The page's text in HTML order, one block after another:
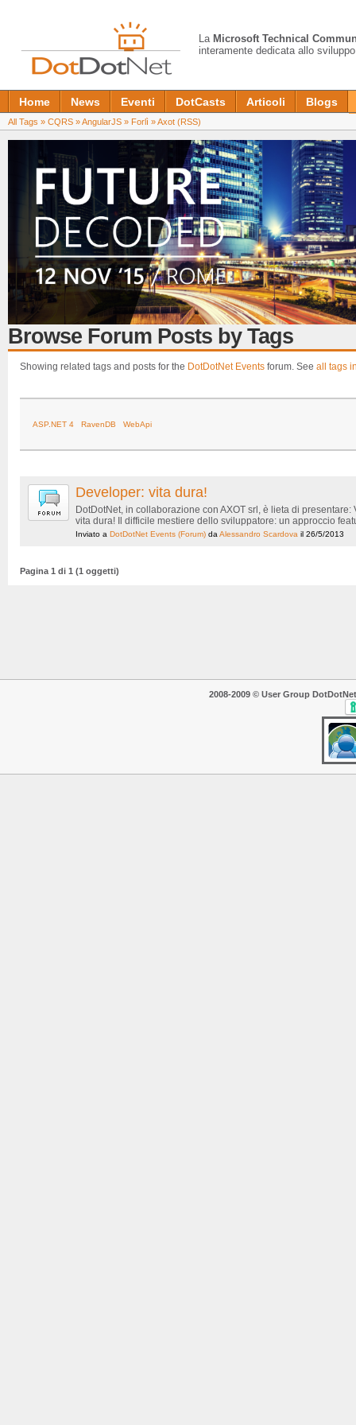
La Microsoft Technical
interamente dedicata allo
Home News Eventi DotCasts Articoli Blogs
All Tags » CQRS »AngularJS » Forlì »Axot (RSS)
Browse Forum Posts by Tags
Showing related tags and posts for the DotDotNet Events forum. See all tags
ASP.NET 4 RavenDB WebApi
Developer: vita dura!
DotDotNet, in collaborazione con AXOT srl, è lieta di
vita dura! Il difficile mestiere dello sviluppatore: un approccio
Inviato a DotDotNet Events (Forum) daAlessandro Scardova il 26/5/2013
Pagina 1 di 1 (1 oggetti)
2008-2009 © User Group